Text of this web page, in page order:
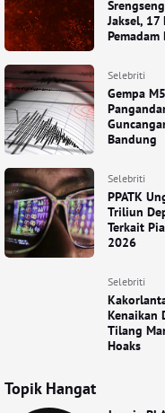
Jaksel,
Pemadam
Selebriti
Gempa
Bandung
Selebriti
PPATK
Triliun
Terkait
2026
Selebriti
Kenaikan
Tilang
Hoaks
Topik Hangat